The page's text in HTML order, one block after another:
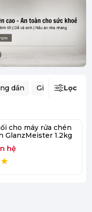
dần Giá giảm dần
Lọc
cho máy rửa chén
GlanzMeister 1.2kg
hệ